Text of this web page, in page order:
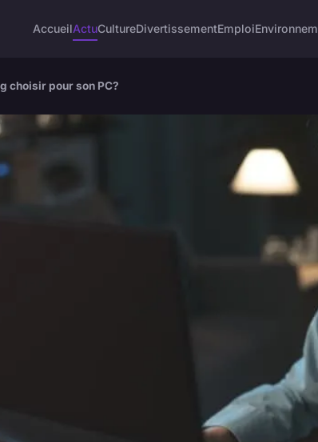
AccueilActuCultureDivertissementEmploi
choisir pour son PC?